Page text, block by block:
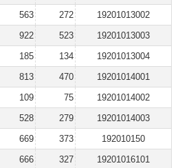
563 272
19201013002
922 523
19201013003
185 134
19201013004
813 470
19201014001
109 75
19201014002
528 279
19201014003
669 373
192010150
666 327
19201016101